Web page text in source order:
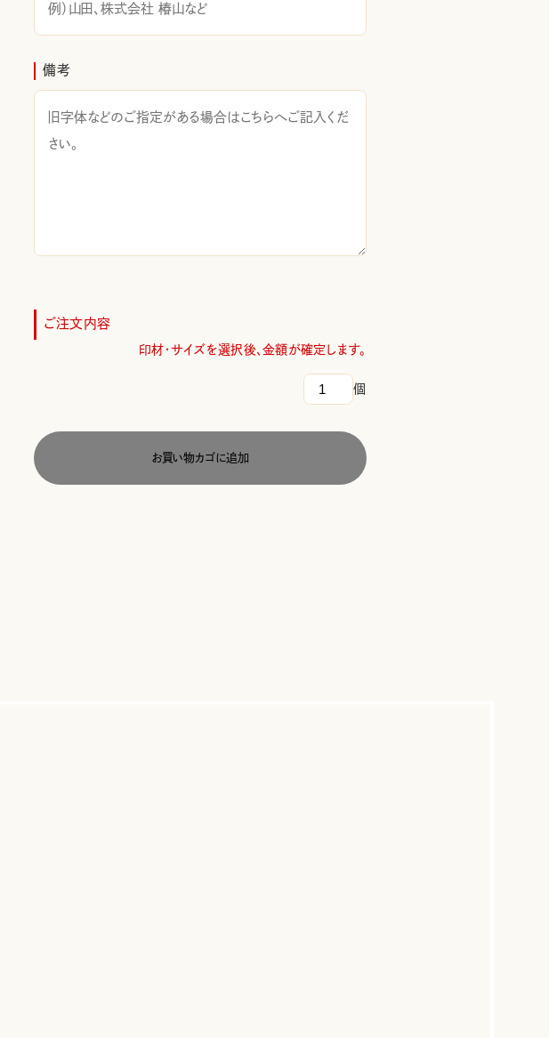
備考
ご注文内容
印材・サイズを選択後、金額が確定します。
法
個
個
お買い物カゴに追加